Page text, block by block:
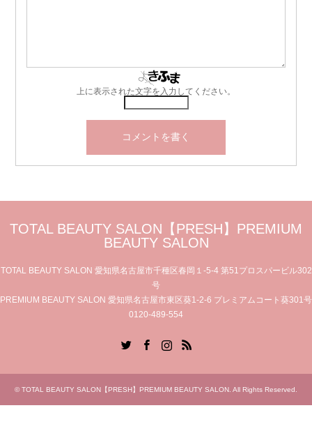
上に表示された文字を入力してください。
TOTAL BEAUTY SALON【PRESH】PREMIUM
BEAUTY SALON
TOTAL BEAUTY SALON 愛知県名古屋市千種区春岡１-5-4 第51プロスパービル302
号
PREMIUM BEAUTY SALON 愛知県名古屋市東区葵1-2-6 プレミアムコート葵301号
0120-489-554
RSS
©TOTAL BEAUTY SALON【PRESH】PREMIUM BEAUTY SALON. All Rights Reserved.